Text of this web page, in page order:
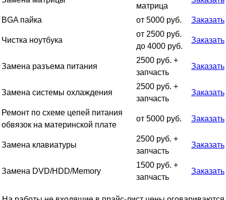
матрица
BGA пайка от 5000 руб. Заказать
Чистка ноутбука
от 2500 руб.
до 4000 руб.
Заказать
Замена разъема питания
2500 руб. +
запчасть
Заказать
Замена системы охлаждения
2500 руб. +
запчасть
Заказать
Ремонт по схеме цепей питания
обвязок на материнской плате
от 5000 руб. Заказать
Замена клавиатуры
2500 руб. +
запчасть
Заказать
Замена DVD/HDD/Memory
1500 руб. +
запчасть
Заказать